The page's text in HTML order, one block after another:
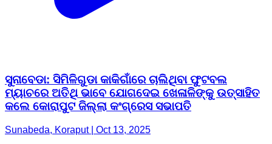
ସୁନାବେଡା: ସିମିଳିଗୁଡା କାକିଗାଁରେ ଚାଲିଥିବା ଫୁଟବଲ
ମ୍ୟାଚରେ ଅତିଥି ଭାବେ ଯୋଗଦେଇ ଖେଳାଳିଙ୍କୁ ଉତ୍ସାହିତ
କଲେ କୋରାପୁଟ ଜିଲ୍ଲା କଂଗ୍ରେସ ସଭାପତି
Sunabeda, Koraput | Oct 13, 2025